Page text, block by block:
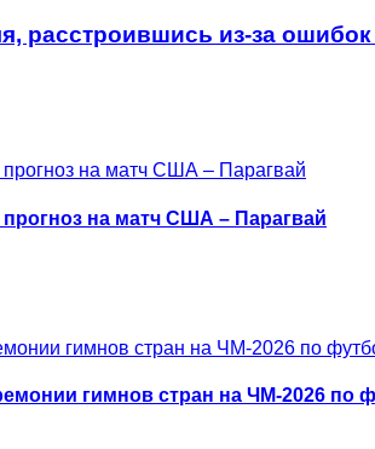
расстроившись из-за ошибок
на матч США – Парагвай
гимнов стран на ЧМ-2026 по